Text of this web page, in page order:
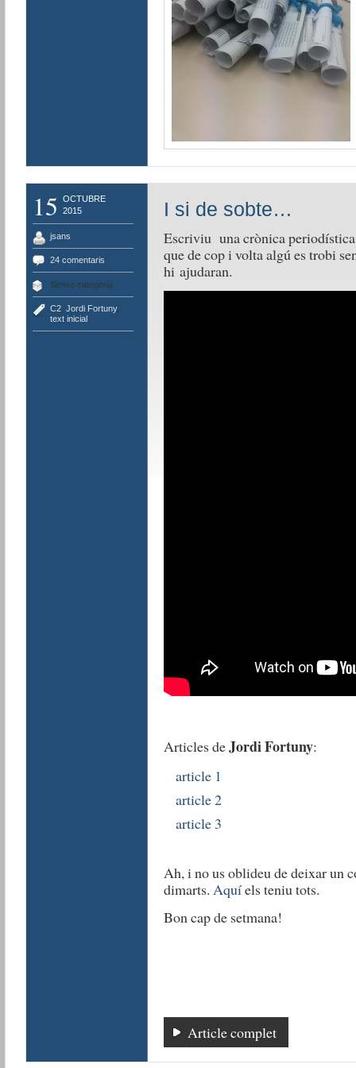
15
OCTUBRE
2015
jsans
24 comentaris
Sense categoria
C2, Jordi Fortuny,
text inicial
I si de sobte…
Escriviu una crònica
que de cop i volta algú es trobi
hi ajudaran.
Articles deJordi Fortuny:
article 1
article 2
article 3
Ah, i no us oblideu de deixar un
dimarts. Aquíels teniu tots.
Bon cap de setmana!
Article complet